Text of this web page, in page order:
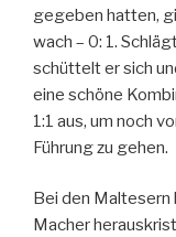
gegeben hatten,
wach – 0: 1.
schüttelt er sich
eine schöne
1:1 aus, um noch
Führung zu gehen.
Bei den Maltesern
Macher